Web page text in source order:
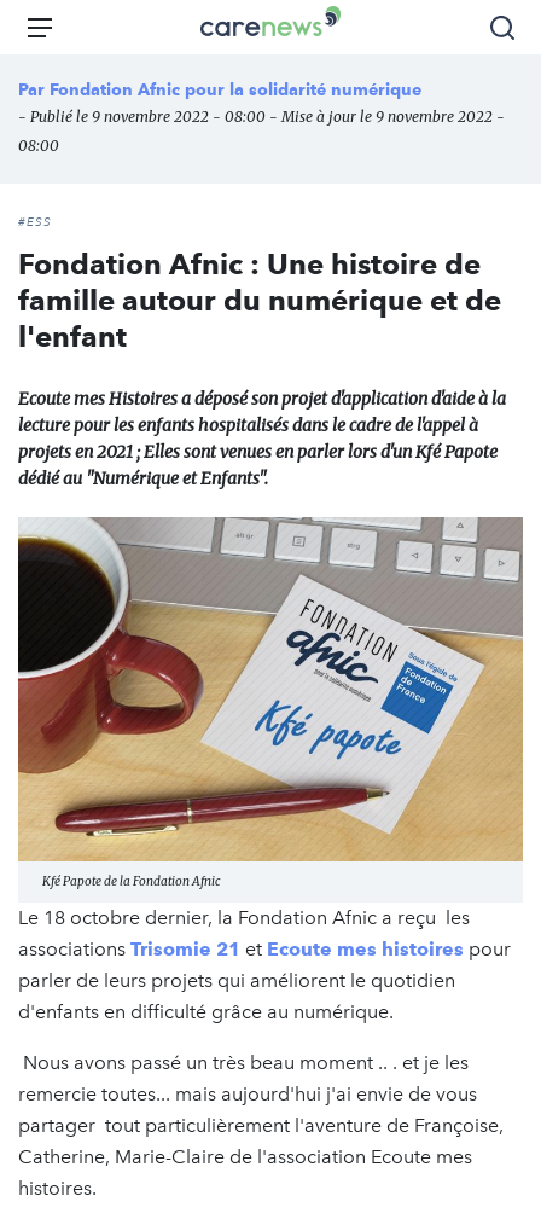
Aller
principal
Carenews,
média
des
Menu
Par Fondation Afnic pour la solidarité numérique
- Publié le 9 novembre 2022 - 08:00 - Mise à jour le 9 novembre 2022 -
08:00
#ESS
Fondation Afnic : Une histoire de
famille autour du numérique et de
l'enfant
Ecoute mes Histoires a déposé son projet d'application d'aide à la
lecture pour les enfants hospitalisés dans le cadre de l'appel à
projets en 2021 ; Elles sont venues en parler lors d'un Kfé Papote
dédié au "Numérique et Enfants".
Kfé Papote de la Fondation Afnic
Le 18 octobre dernier, la Fondation Afnic a reçu les
associations Trisomie 21 et Ecoute mes histoires pour
parler de leurs projets qui améliorent le quotidien
d'enfants en difficulté grâce au numérique.
Nous avons passé un très beau moment .. . et je les
remercie toutes... mais aujourd'hui j'ai envie de vous
partager tout particulièrement l'aventure de Françoise,
Catherine, Marie-Claire de l'association Ecoute mes
histoires.